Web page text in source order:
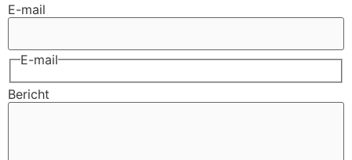
E-mail
E-mail
Bericht